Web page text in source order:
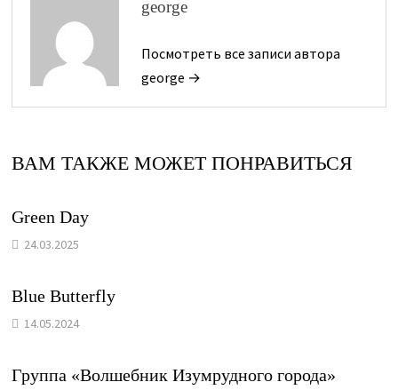
george
Посмотреть все записи автора
george →
ВАМ ТАКЖЕ МОЖЕТ ПОНРАВИТЬСЯ
Green Day
24.03.2025
Blue Butterfly
14.05.2024
Группа «Волшебник Изумрудного города»